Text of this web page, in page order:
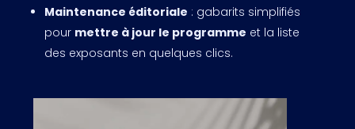
Maintenance éditoriale : gabarits simplifiés
pour mettre à jour le programme et la liste
des exposants en quelques clics.